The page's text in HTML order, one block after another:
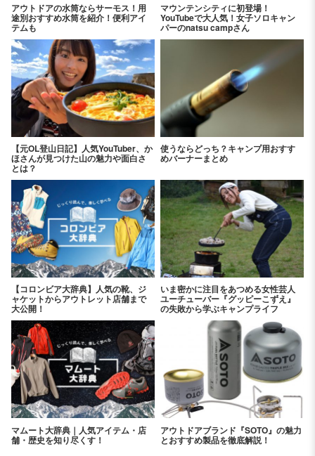
アウトドアの水筒ならサーモス！用
途別おすすめ水筒を紹介！便利アイ
テムも
マウンテンシティに初登場！
YouTubeで大人気！女子ソロキャン
パーのnatsu campさん
【元OL登山日記】人気YouTuber、か
ほさんが見つけた山の魅力や面白さ
とは？
使うならどっち？キャンプ用おすす
めバーナーまとめ
【コロンビア大辞典】人気の靴、ジ
ャケットからアウトレット店舗まで
大公開！
いま密かに注目をあつめる女性芸人
ユーチューバー『グッピーこずえ』
の失敗から学ぶキャンプライフ
マムート大辞典｜人気アイテム・店
舗・歴史を知り尽くす！
アウトドアブランド『SOTO』の魅力
とおすすめ製品を徹底解説！